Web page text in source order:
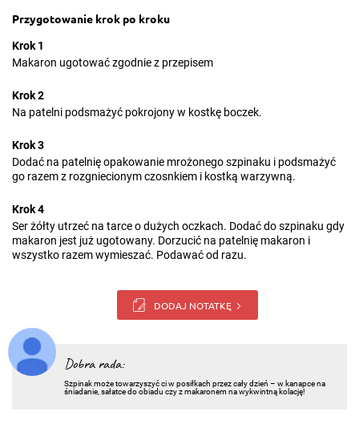
Przygotowanie krok po kroku
Krok 1
Makaron ugotować zgodnie z przepisem
Krok 2
Na patelni podsmażyć pokrojony w kostkę boczek.
Krok 3
Dodać na patelnię opakowanie mrożonego szpinaku i podsmażyć
go razem z rozgniecionym czosnkiem i kostką warzywną.
Krok 4
Ser żółty utrzeć na tarce o dużych oczkach. Dodać do szpinaku gdy
makaron jest już ugotowany. Dorzucić na patelnię makaron i
wszystko razem wymieszać. Podawać od razu.
DODAJ NOTATKĘ
Dobra rada:
Szpinak może towarzyszyć ci w posiłkach przez cały dzień – w kanapce na
śniadanie, sałatce do obiadu czy z makaronem na wykwintną kolację!